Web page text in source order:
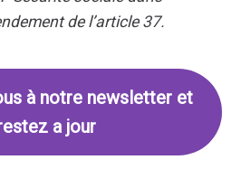
de l’article 37.
à notre newsletter et
a jour